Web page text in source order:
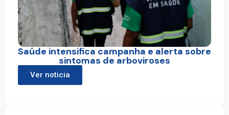
Saúde intensifica campanha e alerta sobre
sintomas de arboviroses
Ver noticia